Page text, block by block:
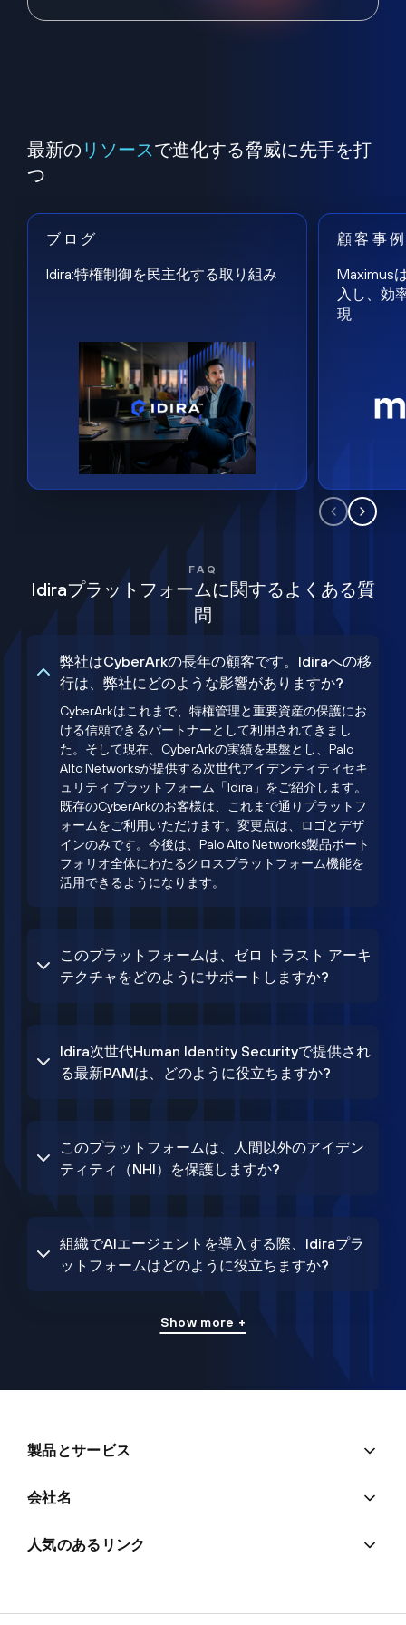
最新の リソースで進化する脅威に先手を打
つ
ブログ
Idira:特権制御を民主化する取り組み
顧客事
Maximus
入し、効
現
FAQ
Idiraプラットフォームに関するよくある質
問
弊社はCyberArkの長年の顧客です。Idiraへの移
行は、弊社にどのような影響がありますか?
CyberArkはこれまで、特権管理と重要資産の保護にお
ける信頼できるパートナーとして利用されてきまし
た。そして現在、CyberArkの実績を基盤とし、Palo
Alto Networksが提供する次世代アイデンティティセキ
ュリティ プラットフォーム「Idira」をご紹介します。
既存のCyberArkのお客様は、これまで通りプラットフ
ォームをご利用いただけます。変更点は、ロゴとデザ
インのみです。今後は、Palo Alto Networks製品ポート
フォリオ全体にわたるクロスプラットフォーム機能を
活用できるようになります。
このプラットフォームは、ゼロ トラスト アーキ
テクチャをどのようにサポートしますか?
Idira次世代Human Identity Securityで提供され
る最新PAMは、どのように役立ちますか?
このプラットフォームは、人間以外のアイデン
ティティ（NHI）を保護しますか?
組織でAIエージェントを導入する際、Idiraプラ
ットフォームはどのように役立ちますか?
Show more +
製品とサービス
会社名
人気のあるリンク